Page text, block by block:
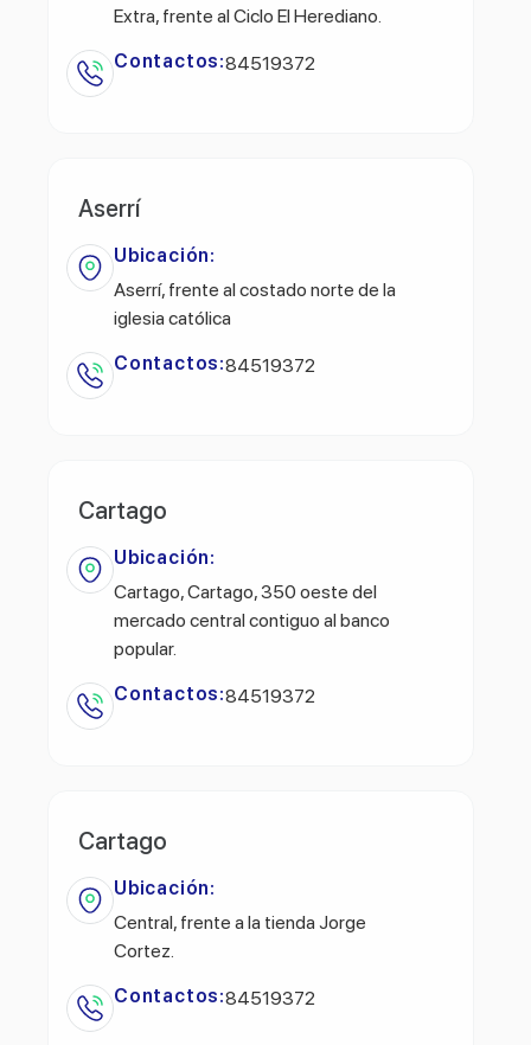
Extra, frente al Ciclo El Herediano.
Contactos:84519372
Aserrí
Ubicación:
Aserrí, frente al costado norte de la
iglesia católica
Contactos:84519372
Cartago
Ubicación:
Cartago, Cartago, 350 oeste del
mercado central contiguo al banco
popular.
Contactos:84519372
Cartago
Ubicación:
Central, frente a la tienda Jorge
Cortez.
Contactos:84519372